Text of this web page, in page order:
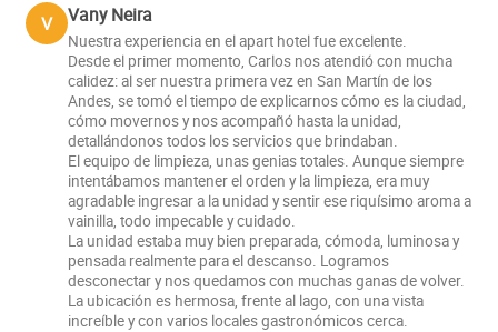
V Vany Neira
Nuestra experiencia en el apart hotel fue excelente.
Desde el primer momento, Carlos nos atendió con mucha
calidez: al ser nuestra primera vez en San Martín de los
Andes, se tomó el tiempo de explicarnos cómo es la ciudad,
cómo movernos y nos acompañó hasta la unidad,
detallándonos todos los servicios que brindaban.
El equipo de limpieza, unas genias totales. Aunque siempre
intentábamos mantener el orden y la limpieza, era muy
agradable ingresar a la unidad y sentir ese riquísimo aroma a
vainilla, todo impecable y cuidado.
La unidad estaba muy bien preparada, cómoda, luminosa y
pensada realmente para el descanso. Logramos
desconectar y nos quedamos con muchas ganas de volver.
La ubicación es hermosa, frente al lago, con una vista
increíble y con varios locales gastronómicos cerca.